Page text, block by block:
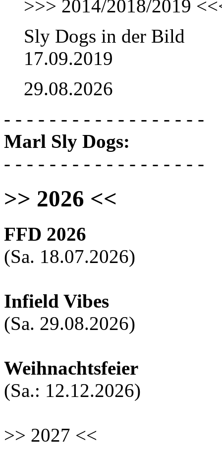
>>> 2014/2018/2019
Sly Dogs in der Bild
17.09.2019
29.08.2026
- - - - - - - - - - - - - - - - - -
Marl Sly Dogs:
- - - - - - - - - - - - - - - - - -
>> 2026 <<
FFD 2026
(Sa. 18.07.2026)
Infield Vibes
(Sa. 29.08.2026)
Weihnachtsfeier
(Sa.: 12.12.2026)
>> 2027 <<